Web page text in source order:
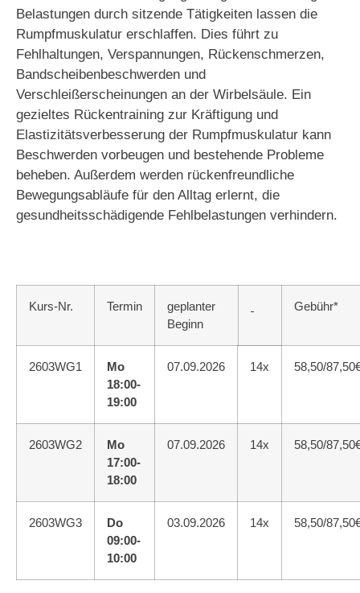
Belastungen durch sitzende Tätigkeiten lassen die
Rumpfmuskulatur erschlaffen. Dies führt zu
Fehlhaltungen, Verspannungen, Rückenschmerzen,
Bandscheibenbeschwerden und
Verschleißerscheinungen an der Wirbelsäule. Ein
gezieltes Rückentraining zur Kräftigung und
Elastizitätsverbesserung der Rumpfmuskulatur kann
Beschwerden vorbeugen und bestehende Probleme
beheben. Außerdem werden rückenfreundliche
Bewegungsabläufe für den Alltag erlernt, die
gesundheitsschädigende Fehlbelastungen verhindern.
Kurs-Nr. Termin
geplanter
Beginn
Gebühr*
2603WG1
Mo
18:00-
19:00
07.09.2026 14x 58,50/
2603WG2
Mo
17:00-
18:00
07.09.2026 14x 58,50/
2603WG3
Do
09:00-
10:00
03.09.2026 14x 58,50/